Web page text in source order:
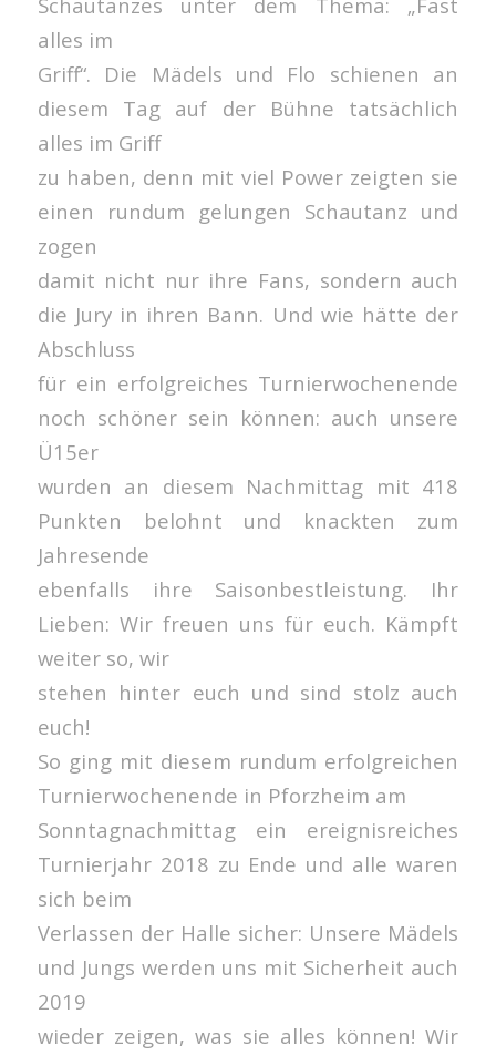
alles im
Griff“. Die Mädels und Flo schienen an
diesem Tag auf der Bühne tatsächlich
alles im Griff
zu haben, denn mit viel Power zeigten sie
einen rundum gelungen Schautanz und
zogen
damit nicht nur ihre Fans, sondern auch
die Jury in ihren Bann. Und wie hätte der
Abschluss
für ein erfolgreiches Turnierwochenende
noch schöner sein können: auch unsere
Ü15er
wurden an diesem Nachmittag mit 418
Punkten belohnt und knackten zum
Jahresende
ebenfalls ihre Saisonbestleistung. Ihr
Lieben: Wir freuen uns für euch. Kämpft
weiter so, wir
stehen hinter euch und sind stolz auch
euch!
So ging mit diesem rundum erfolgreichen
Turnierwochenende in Pforzheim am
Sonntagnachmittag ein ereignisreiches
Turnierjahr 2018 zu Ende und alle waren
sich beim
Verlassen der Halle sicher: Unsere Mädels
und Jungs werden uns mit Sicherheit auch
2019
wieder zeigen, was sie alles können! Wir